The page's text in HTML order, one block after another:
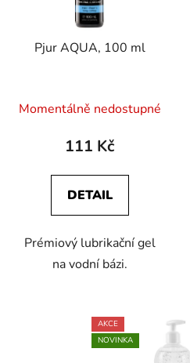
Pjur AQUA, 100 ml
Momentálně nedostupné
111 Kč
DETAIL
Prémiový lubrikační gel
na vodní bázi.
AKCE
NOVINKA